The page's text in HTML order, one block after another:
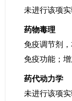
未进行该项
药物毒理
免疫调节剂
免疫功能；增
药代动力学
未进行该项